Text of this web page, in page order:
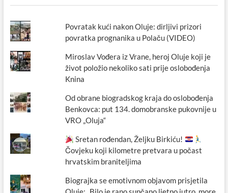
Povratak kući nakon Oluje: dirljivi prizori
povratka prognanika u Polaču (VIDEO)
Miroslav Vođera iz Vrane, heroj Oluje koji je
život položio nekoliko sati prije oslobođenja
Knina
Od obrane biogradskog kraja do oslobođenja
Benkovca: put 134. domobranske pukovnije u
VRO „Oluja“
Sretan rođendan, Željku Birkiću!
Čovjeku koji kilometre pretvara u počast
hrvatskim braniteljima
Biograjka se emotivnom objavom prisjetila